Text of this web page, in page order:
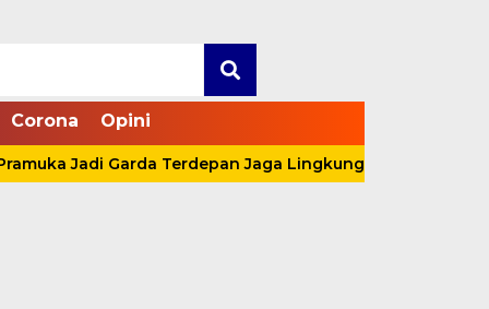
Corona Opini
Jadi Garda Terdepan Jaga Lingkungan Lewat Aksi Nyata